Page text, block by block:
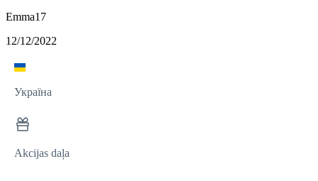
Emma17
12/12/2022
Україна
Akcijas daļa